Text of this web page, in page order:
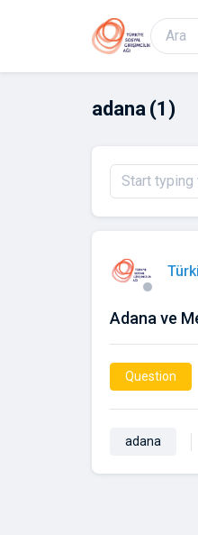
adana (1)
Adana ve
Question
adana